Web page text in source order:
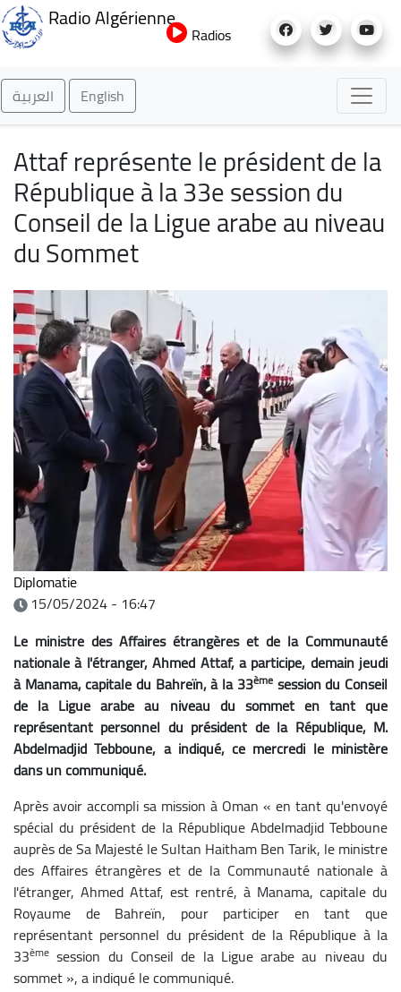
au
Radio Algérienne
Radios
العربية English
Attaf représente le président de la
République à la 33e session du
Conseil de la Ligue arabe au niveau
du Sommet
Diplomatie
15/05/2024 - 16:47
Le ministre des Affaires étrangères et de la Communauté
nationale à l'étranger, Ahmed Attaf, a participe, demain jeudi
à Manama, capitale du Bahreïn, à la 33èmesession du Conseil
de la Ligue arabe au niveau du sommet en tant que
représentant personnel du président de la République, M.
Abdelmadjid Tebboune, a indiqué, ce mercredi le ministère
dans un communiqué.
Après avoir accompli sa mission à Oman « en tant qu'envoyé
spécial du président de la République Abdelmadjid Tebboune
auprès de Sa Majesté le Sultan Haitham Ben Tarik, le ministre
des Affaires étrangères et de la Communauté nationale à
l'étranger, Ahmed Attaf, est rentré, à Manama, capitale du
Royaume de Bahreïn, pour participer en tant que
représentant personnel du président de la République à la
33ème session du Conseil de la Ligue arabe au niveau du
sommet », a indiqué le communiqué.